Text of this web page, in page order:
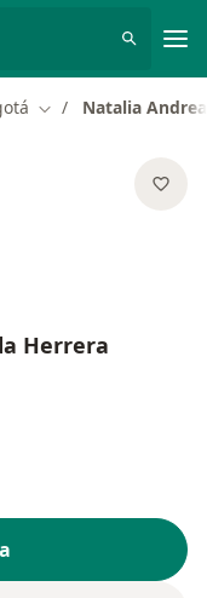
Cambiar de ciudad
Natalia
Herrera